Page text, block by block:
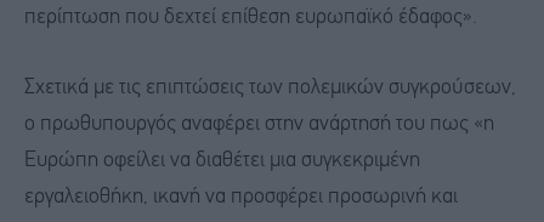
περίπτωση που δεχτεί επίθεση ευρωπαϊκό έδαφος».
Σχετικά με τις επιπτώσεις των πολεμικών συγκρούσεων,
ο πρωθυπουργός αναφέρει στην ανάρτησή του πως «η
Ευρώπη οφείλει να διαθέτει μια συγκεκριμένη
εργαλειοθήκη, ικανή να προσφέρει προσωρινή και